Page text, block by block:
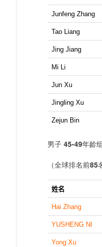
Junfeng Zhang
Tao Liang
Jing Jiang
Mi Li
Jun Xu
Jingling Xu
Zejun Bin
男子45-49年龄组
（全球排名前85
姓名
Hai Zhang
YUSHENG NI
Yong Xu